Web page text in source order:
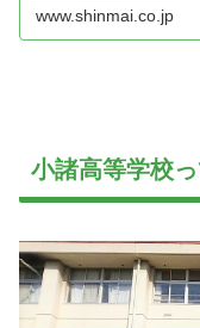
www.shinmai.co.jp
小諸高等学校